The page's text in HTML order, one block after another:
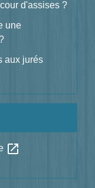
d'assises ?
une
aux jurés
open_in_new